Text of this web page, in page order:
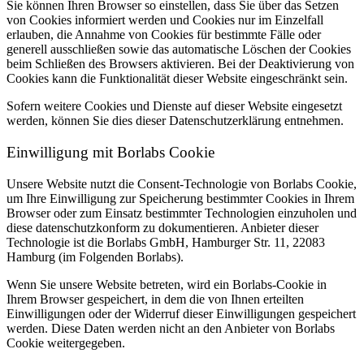
Sie können Ihren Browser so einstellen, dass Sie über das Setzen
von Cookies informiert werden und Cookies nur im Einzelfall
erlauben, die Annahme von Cookies für bestimmte Fälle oder
generell ausschließen sowie das automatische Löschen der Cookies
beim Schließen des Browsers aktivieren. Bei der Deaktivierung von
Cookies kann die Funktionalität dieser Website eingeschränkt sein.
Sofern weitere Cookies und Dienste auf dieser Website eingesetzt
werden, können Sie dies dieser Datenschutzerklärung entnehmen.
Einwilligung mit Borlabs Cookie
Unsere Website nutzt die Consent-Technologie von Borlabs Cookie,
um Ihre Einwilligung zur Speicherung bestimmter Cookies in Ihrem
Browser oder zum Einsatz bestimmter Technologien einzuholen und
diese datenschutzkonform zu dokumentieren. Anbieter dieser
Technologie ist die Borlabs GmbH, Hamburger Str. 11, 22083
Hamburg (im Folgenden Borlabs).
Wenn Sie unsere Website betreten, wird ein Borlabs-Cookie in
Ihrem Browser gespeichert, in dem die von Ihnen erteilten
Einwilligungen oder der Widerruf dieser Einwilligungen gespeichert
werden. Diese Daten werden nicht an den Anbieter von Borlabs
Cookie weitergegeben.